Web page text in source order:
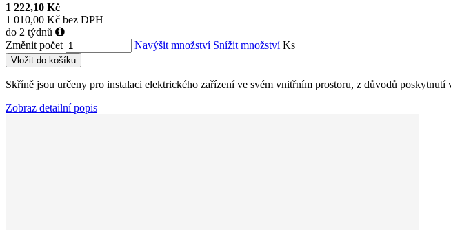
1 222,10 Kč
1 010,00 Kč bez DPH
do 2 týdnů
Změnit počet
Navýšit množství Snížit množstvíKs
Vložit do košíku
Skříně jsou určeny pro instalaci elektrického zařízení ve svém vnitřním prostoru, z důvodů
Zobraz detailní popis